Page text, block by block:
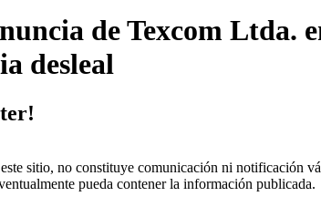
de Texcom Ltda.
desleal
sitio, no constituye comunicación ni notificación
pueda contener la información publicada.